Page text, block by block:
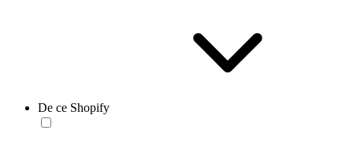
De ce Shopify